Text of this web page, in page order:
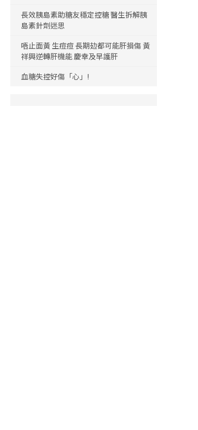
長效胰島素助糖友穩定控糖 醫生拆解胰
島素針劑迷思
唔止面黃 生痘痘 長期攰都可能肝損傷 黃
祥興逆轉肝機能 慶幸及早護肝
血糖失控好傷「心」!